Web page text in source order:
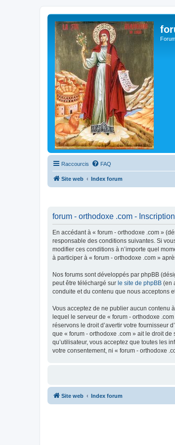
Raccourcis FAQ
Site web Index forum
forum - orthodoxe .com - Inscription
En accédant à « forum - orthodoxe .com »
responsable des conditions suivantes. Si
modifier ces conditions à n’importe quel
à participer à « forum - orthodoxe .com »
Nos forums sont développés par phpBB
peut être téléchargé sur le site de phpBB (en
conduite et du contenu que nous acceptons
Vous acceptez de ne publier aucun contenu
lequel le serveur de « forum - orthodoxe
réservons le droit d’avertir votre fournisseur
que « forum - orthodoxe .com » ait le droit
qu’utilisateur, vous acceptez que toutes les
votre consentement, ni « forum - orthodoxe
Site web Index forum